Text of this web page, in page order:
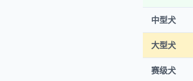
中型犬
大型犬
赛级犬